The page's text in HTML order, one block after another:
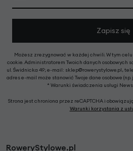
Zapisz się
Możesz zrezygnować w każdej chwili. W tym
cookie. Administratorem Twoich danych osobowych
ul. Świdnicka 49; e-mail: sklep@rowerystylowe.pl,
adres e-mail może stanowić Twoje dane osobowe
* Warunki świadczenia usługi
Strona jest chroniona przez reCAPTCHA i
Warunki korzystania z
RoweryStylowe.pl